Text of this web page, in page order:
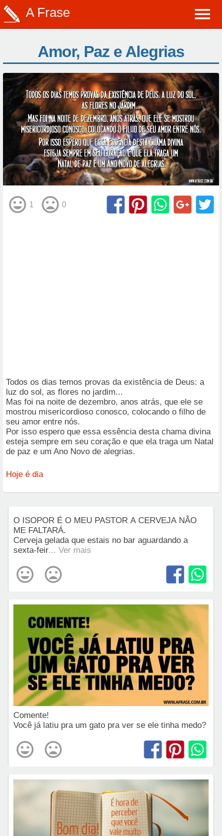
A Frase
Amor, Paz e Alegrias
1 0
Todos os dias temos provas da existência de Deus: a
luz do sol, as flores no jardim...
Mas foi na noite de dezembro, anos atrás, que ele se
mostrou misericordioso conosco, colocando o filho de
seu amor entre nós.
Por isso espero que essa essência desta chama divina
esteja sempre em seu coração e que ela traga um Natal
de paz e um Ano Novo de alegrias.
Hoje é dia
O ISOPOR É O MEU PASTOR A CERVEJA NÃO
ME FALTARÁ.
Cerveja gelada que estais no bar aguardando a
sexta-feir... Ver mais
Comente!
Você já latiu pra um gato pra ver se ele tinha medo?